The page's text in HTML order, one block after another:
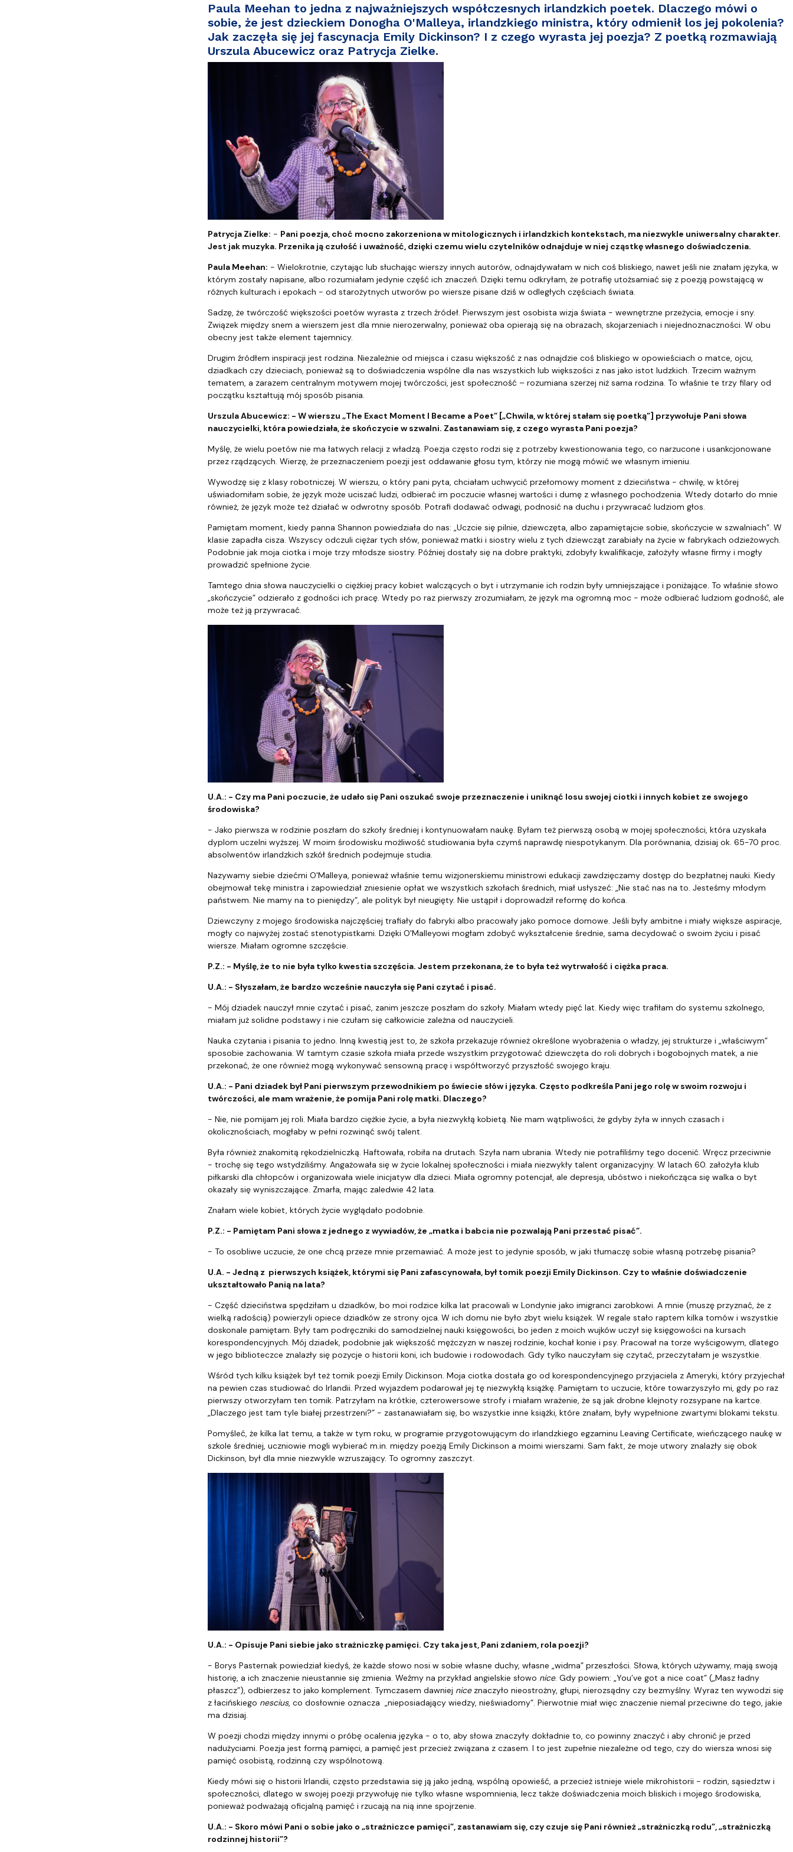
Paula Meehan to jedna z najważniejszych współczesnych irlandzkich poetek. Dlaczego mówi o
sobie, że jest dzieckiem Donogha O'Malleya, irlandzkiego ministra, który odmienił los jej pokolenia?
Jak zaczęła się jej fascynacja Emily Dickinson? I z czego wyrasta jej poezja? Z poetką rozmawiają
Urszula Abucewicz oraz Patrycja Zielke.
Patrycja Zielke: - Pani poezja, choć mocno zakorzeniona w mitologicznych i irlandzkich kontekstach, ma niezwykle uniwersalny charakter.
Jest jak muzyka. Przenika ją czułość i uważność, dzięki czemu wielu czytelników odnajduje w niej cząstkę własnego doświadczenia.
Paula Meehan: - Wielokrotnie, czytając lub słuchając wierszy innych autorów, odnajdywałam w nich coś bliskiego, nawet jeśli nie znałam języka, w
którym zostały napisane, albo rozumiałam jedynie część ich znaczeń. Dzięki temu odkryłam, że potrafię utożsamiać się z poezją powstającą w
różnych kulturach i epokach - od starożytnych utworów po wiersze pisane dziś w odległych częściach świata.
Sadzę, że twórczość większości poetów wyrasta z trzech źródeł. Pierwszym jest osobista wizja świata - wewnętrzne przeżycia, emocje i sny.
Związek między snem a wierszem jest dla mnie nierozerwalny, ponieważ oba opierają się na obrazach, skojarzeniach i niejednoznaczności. W obu
obecny jest także element tajemnicy.
Drugim źródłem inspiracji jest rodzina. Niezależnie od miejsca i czasu większość z nas odnajdzie coś bliskiego w opowieściach o matce, ojcu,
dziadkach czy dzieciach, ponieważ są to doświadczenia wspólne dla nas wszystkich lub większości z nas jako istot ludzkich. Trzecim ważnym
tematem, a zarazem centralnym motywem mojej twórczości, jest społeczność – rozumiana szerzej niż sama rodzina. To właśnie te trzy filary od
początku kształtują mój sposób pisania.
Urszula Abucewicz: - W wierszu „The Exact Moment I Became a Poet” [„Chwila, w której stałam się poetką”] przywołuje Pani słowa
nauczycielki, która powiedziała, że skończycie w szwalni. Zastanawiam się, z czego wyrasta Pani poezja?
Myślę, że wielu poetów nie ma łatwych relacji z władzą. Poezja często rodzi się z potrzeby kwestionowania tego, co narzucone i usankcjonowane
przez rządzących. Wierzę, że przeznaczeniem poezji jest oddawanie głosu tym, którzy nie mogą mówić we własnym imieniu.
Wywodzę się z klasy robotniczej. W wierszu, o który pani pyta, chciałam uchwycić przełomowy moment z dzieciństwa - chwilę, w której
uświadomiłam sobie, że język może uciszać ludzi, odbierać im poczucie własnej wartości i dumę z własnego pochodzenia. Wtedy dotarło do mnie
również, że język może też działać w odwrotny sposób. Potrafi dodawać odwagi, podnosić na duchu i przywracać ludziom głos.
Pamiętam moment, kiedy panna Shannon powiedziała do nas: „Uczcie się pilnie, dziewczęta, albo zapamiętajcie sobie, skończycie w szwalniach”. W
klasie zapadła cisza. Wszyscy odczuli ciężar tych słów, ponieważ matki i siostry wielu z tych dziewcząt zarabiały na życie w fabrykach odzieżowych.
Podobnie jak moja ciotka i moje trzy młodsze siostry. Później dostały się na dobre praktyki, zdobyły kwalifikacje, założyły własne firmy i mogły
prowadzić spełnione życie.
Tamtego dnia słowa nauczycielki o ciężkiej pracy kobiet walczących o byt i utrzymanie ich rodzin były umniejszające i poniżające. To właśnie słowo
„skończycie” odzierało z godności ich pracę. Wtedy po raz pierwszy zrozumiałam, że język ma ogromną moc - może odbierać ludziom godność, ale
może też ją przywracać.
U.A.: - Czy ma Pani poczucie, że udało się Pani oszukać swoje przeznaczenie i uniknąć losu swojej ciotki i innych kobiet ze swojego
środowiska?
- Jako pierwsza w rodzinie poszłam do szkoły średniej i kontynuowałam naukę. Byłam też pierwszą osobą w mojej społeczności, która uzyskała
dyplom uczelni wyższej. W moim środowisku możliwość studiowania była czymś naprawdę niespotykanym. Dla porównania, dzisiaj ok. 65-70 proc.
absolwentów irlandzkich szkół średnich podejmuje studia.
Nazywamy siebie dziećmi O'Malleya, ponieważ właśnie temu wizjonerskiemu ministrowi edukacji zawdzięczamy dostęp do bezpłatnej nauki. Kiedy
obejmował tekę ministra i zapowiedział zniesienie opłat we wszystkich szkołach średnich, miał usłyszeć: „Nie stać nas na to. Jesteśmy młodym
państwem. Nie mamy na to pieniędzy”, ale polityk był nieugięty. Nie ustąpił i doprowadził reformę do końca.
Dziewczyny z mojego środowiska najczęściej trafiały do fabryki albo pracowały jako pomoce domowe. Jeśli były ambitne i miały większe aspiracje,
mogły co najwyżej zostać stenotypistkami. Dzięki O'Malleyowi mogłam zdobyć wykształcenie średnie, sama decydować o swoim życiu i pisać
wiersze. Miałam ogromne szczęście.
P.Z.: - Myślę, że to nie była tylko kwestia szczęścia. Jestem przekonana, że to była też wytrwałość i ciężka praca.
U.A.: - Słyszałam, że bardzo wcześnie nauczyła się Pani czytać i pisać.
- Mój dziadek nauczył mnie czytać i pisać, zanim jeszcze poszłam do szkoły. Miałam wtedy pięć lat. Kiedy więc trafiłam do systemu szkolnego,
miałam już solidne podstawy i nie czułam się całkowicie zależna od nauczycieli.
Nauka czytania i pisania to jedno. Inną kwestią jest to, że szkoła przekazuje również określone wyobrażenia o władzy, jej strukturze i „właściwym”
sposobie zachowania. W tamtym czasie szkoła miała przede wszystkim przygotować dziewczęta do roli dobrych i bogobojnych matek, a nie
przekonać, że one również mogą wykonywać sensowną pracę i współtworzyć przyszłość swojego kraju.
U.A.: - Pani dziadek był Pani pierwszym przewodnikiem po świecie słów i języka. Często podkreśla Pani jego rolę w swoim rozwoju i
twórczości, ale mam wrażenie, że pomija Pani rolę matki. Dlaczego?
- Nie, nie pomijam jej roli. Miała bardzo ciężkie życie, a była niezwykłą kobietą. Nie mam wątpliwości, że gdyby żyła w innych czasach i
okolicznościach, mogłaby w pełni rozwinąć swój talent.
Była również znakomitą rękodzielniczką. Haftowała, robiła na drutach. Szyła nam ubrania. Wtedy nie potrafiliśmy tego docenić. Wręcz przeciwnie
- trochę się tego wstydziliśmy. Angażowała się w życie lokalnej społeczności i miała niezwykły talent organizacyjny. W latach 60. założyła klub
piłkarski dla chłopców i organizowała wiele inicjatyw dla dzieci. Miała ogromny potencjał, ale depresja, ubóstwo i niekończąca się walka o byt
okazały się wyniszczające. Zmarła, mając zaledwie 42 lata.
Znałam wiele kobiet, których życie wyglądało podobnie.
P.Z.: - Pamiętam Pani słowa z jednego z wywiadów, że „matka i babcia nie pozwalają Pani przestać pisać”.
- To osobliwe uczucie, że one chcą przeze mnie przemawiać. A może jest to jedynie sposób, w jaki tłumaczę sobie własną potrzebę pisania?
U.A. - Jedną z pierwszych książek, którymi się Pani zafascynowała, był tomik poezji Emily Dickinson. Czy to właśnie doświadczenie
ukształtowało Panią na lata?
- Część dzieciństwa spędziłam u dziadków, bo moi rodzice kilka lat pracowali w Londynie jako imigranci zarobkowi. A mnie (muszę przyznać, że z
wielką radością) powierzyli opiece dziadków ze strony ojca. W ich domu nie było zbyt wielu książek. W regale stało raptem kilka tomów i wszystkie
doskonale pamiętam. Były tam podręczniki do samodzielnej nauki księgowości, bo jeden z moich wujków uczył się księgowości na kursach
korespondencyjnych. Mój dziadek, podobnie jak większość mężczyzn w naszej rodzinie, kochał konie i psy. Pracował na torze wyścigowym, dlatego
w jego biblioteczce znalazły się pozycje o historii koni, ich budowie i rodowodach. Gdy tylko nauczyłam się czytać, przeczytałam je wszystkie.
Wśród tych kilku książek był też tomik poezji Emily Dickinson. Moja ciotka dostała go od korespondencyjnego przyjaciela z Ameryki, który przyjechał
na pewien czas studiować do Irlandii. Przed wyjazdem podarował jej tę niezwykłą książkę. Pamiętam to uczucie, które towarzyszyło mi, gdy po raz
pierwszy otworzyłam ten tomik. Patrzyłam na krótkie, czterowersowe strofy i miałam wrażenie, że są jak drobne klejnoty rozsypane na kartce.
„Dlaczego jest tam tyle białej przestrzeni?” - zastanawiałam się, bo wszystkie inne książki, które znałam, były wypełnione zwartymi blokami tekstu.
Pomyśleć, że kilka lat temu, a także w tym roku, w programie przygotowującym do irlandzkiego egzaminu Leaving Certificate, wieńczącego naukę w
szkole średniej, uczniowie mogli wybierać m.in. między poezją Emily Dickinson a moimi wierszami. Sam fakt, że moje utwory znalazły się obok
Dickinson, był dla mnie niezwykle wzruszający. To ogromny zaszczyt.
U.A.: - Opisuje Pani siebie jako strażniczkę pamięci. Czy taka jest, Pani zdaniem, rola poezji?
- Borys Pasternak powiedział kiedyś, że każde słowo nosi w sobie własne duchy, własne „widma” przeszłości. Słowa, których używamy, mają swoją
historię, a ich znaczenie nieustannie się zmienia. Weźmy na przykład angielskie słowo nice. Gdy powiem: „You’ve got a nice coat” („Masz ładny
płaszcz”), odbierzesz to jako komplement. Tymczasem dawniej nice znaczyło nieostrożny, głupi, nierozsądny czy bezmyślny. Wyraz ten wywodzi się
z łacińskiego nescius, co dosłownie oznacza „nieposiadający wiedzy, nieświadomy”. Pierwotnie miał więc znaczenie niemal przeciwne do tego, jakie
ma dzisiaj.
W poezji chodzi między innymi o próbę ocalenia języka - o to, aby słowa znaczyły dokładnie to, co powinny znaczyć i aby chronić je przed
nadużyciami. Poezja jest formą pamięci, a pamięć jest przecież związana z czasem. I to jest zupełnie niezależne od tego, czy do wiersza wnosi się
pamięć osobistą, rodzinną czy wspólnotową.
Kiedy mówi się o historii Irlandii, często przedstawia się ją jako jedną, wspólną opowieść, a przecież istnieje wiele mikrohistorii - rodzin, sąsiedztw i
społeczności, dlatego w swojej poezji przywołuję nie tylko własne wspomnienia, lecz także doświadczenia moich bliskich i mojego środowiska,
ponieważ podważają oficjalną pamięć i rzucają na nią inne spojrzenie.
U.A.: - Skoro mówi Pani o sobie jako o „strażniczce pamięci”, zastanawiam się, czy czuje się Pani również „strażniczką rodu”, „strażniczką
rodzinnej historii”?